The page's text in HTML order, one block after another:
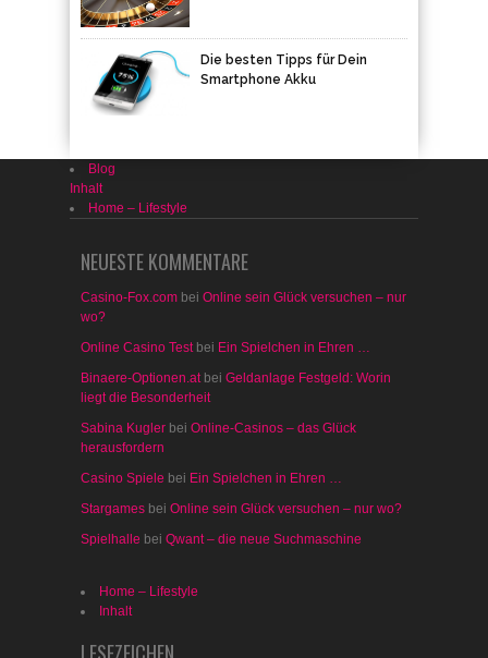
Die besten Tipps für Dein
Smartphone Akku
Blog
Inhalt
Home – Lifestyle
NEUESTE KOMMENTARE
Casino-Fox.com bei Online sein Glück versuchen – nur
wo?
Online Casino Testbei Ein Spielchen in Ehren …
Binaere-Optionen.atbei Geldanlage Festgeld: Worin
liegt die Besonderheit
Sabina Kugler bei Online-Casinos – das Glück
herausfordern
Casino Spiele bei Ein Spielchen in Ehren …
Stargames bei Online sein Glück versuchen – nur wo?
Spielhalle bei Qwant – die neue Suchmaschine
Home – Lifestyle
Inhalt